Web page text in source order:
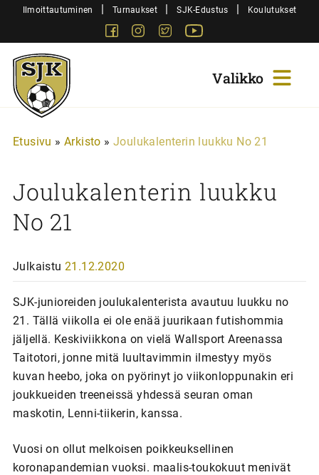
SiirryIlmoittautuminen | Turnaukset | SJK-Edustus | Koulutukset
FacebookInstagram
Twitter
Sjk-
Juniorit
Etusivu » Arkisto » Joulukalenterin luukku No 21
Joulukalenterin luukku
No 21
Julkaistu 21.12.2020
SJK-junioreiden joulukalenterista avautuu luukku no
21. Tällä viikolla ei ole enää juurikaan futishommia
jäljellä. Keskiviikkona on vielä Wallsport Areenassa
Taitotori, jonne mitä luultavimmin ilmestyy myös
kuvan heebo, joka on pyörinyt jo viikonloppunakin eri
joukkueiden treeneissä yhdessä seuran oman
maskotin, Lenni-tiikerin, kanssa.
Vuosi on ollut melkoisen poikkeuksellinen
koronapandemian vuoksi. maalis-toukokuut menivät